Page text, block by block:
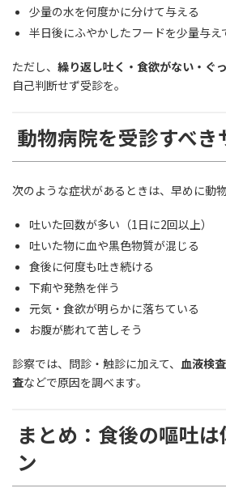
少量の水を何度かに分けて与える
半日後にふやかしたフードを少量与え
ただし、 繰り返し吐く・食欲がない・ぐ
自己判断せず受診を。
動物病院を受診すべき
次のような症状があるときは、早めに動
吐いた回数が多い（1日に2回以上）
吐いた物に血や黒色物質が混じる
食後に何度も吐き続ける
下痢や発熱を伴う
元気・食欲が明らかに落ちている
お腹が膨れて苦しそう
診察では、問診・触診に加えて、 血液検
査などで原因を調べます。
まとめ：食後の嘔吐
ン